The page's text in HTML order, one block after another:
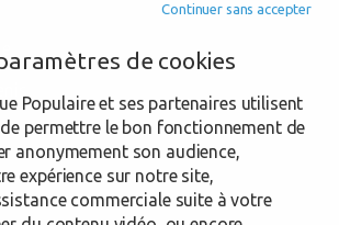
Continuer sans accepter
de cookies
Populaire et ses partenaires utilisent
permettre le bon fonctionnement de
anonymement son audience,
expérience sur notre site,
commerciale suite à votre